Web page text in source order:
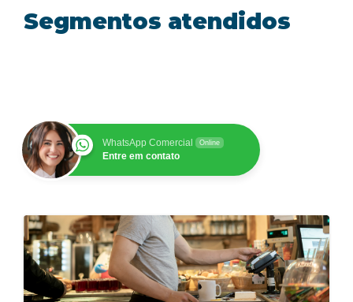
Segmentos atendidos
WhatsApp Comercial Online
Entre em contato